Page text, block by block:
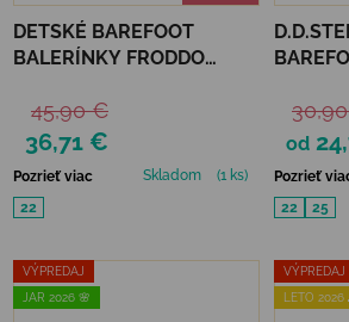
DETSKÉ BAREFOOT
BALERÍNKY FRODDO
36,71 €
45,90 €
Pozrieť viac Skladom
(1 ks)
22
od
Pozrieť
22
25
VÝPREDAJ
JAR 2026 🌸
VÝPREDAJ
LETO 2026